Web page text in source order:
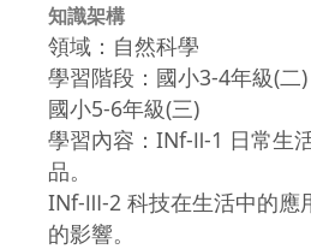
知識架構
領域：自然科學
學習階段：國小3-4年級(二)
國小5-6年級(三)
學習內容：INf-Ⅱ-1 日常生
品。
INf-Ⅲ-2 科技在生活中的應
的影響。